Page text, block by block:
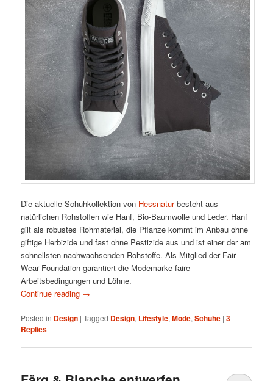
Die aktuelle Schuhkollektion von Hessnaturbesteht aus
natürlichen Rohstoffen wie Hanf, Bio-Baumwolle und Leder. Hanf
gilt als robustes Rohmaterial, die Pflanze kommt im Anbau ohne
giftige Herbizide und fast ohne Pestizide aus und ist einer der am
schnellsten nachwachsenden Rohstoffe. Als Mitglied der Fair
Wear Foundation garantiert die Modemarke faire
Arbeitsbedingungen und Löhne.
Continue reading →
Posted in Design |Tagged Design, Lifestyle,Mode,Schuhe |3
Replies